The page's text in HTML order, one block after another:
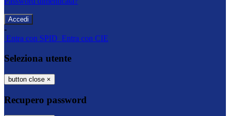
-
Entra con SPID Entra con CIE
Seleziona utente
button close ×
Recupero password